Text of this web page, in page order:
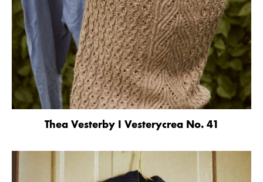
Thea Vesterby I Vesterycrea No. 41